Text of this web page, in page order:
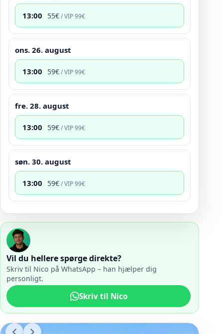
13:00 55€/ VIP99€
ons. 26. august
13:00 59€/ VIP99€
fre. 28. august
13:00 59€/ VIP99€
søn. 30. august
13:00 59€/ VIP99€
Vil du hellere spørge direkte?
Skriv til Nico på WhatsApp – han hjælper dig
personligt.
Skriv til Nico